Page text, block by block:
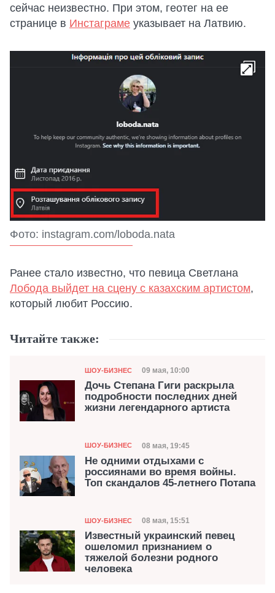
сейчас неизвестно. При этом, геотег на ее
странице в Инстаграме указывает на Латвию.
Фото: instagram.com/loboda.nata
Ранее стало известно, что певица Светлана
Лобода выйдет на сцену с казахским артистом,
который любит Россию.
Читайте также:
Категория
ШОУ-БИЗНЕС Дата публикации
09 мая, 10:00
Дочь Степана Гиги раскрыла
подробности последних дней
жизни легендарного артиста
Категория
ШОУ-БИЗНЕС Дата публикации
08 мая, 19:45
Не одними отдыхами с
россиянами во время войны.
Топ скандалов 45-летнего Потапа
Категория
ШОУ-БИЗНЕС Дата публикации
08 мая, 15:51
Известный украинский певец
ошеломил признанием о
тяжелой болезни родного
человека